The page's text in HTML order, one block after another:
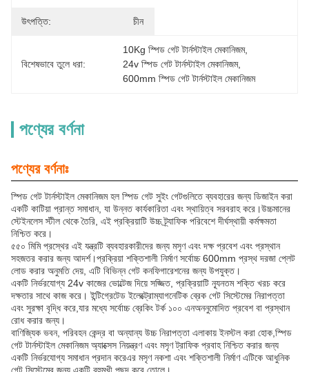
উৎপত্তি: চীন
বিশেষভাবে তুলে ধরা:
10Kg স্পিড গেট টার্নস্টাইল মেকানিজম,
24v স্পিড গেট টার্নস্টাইল মেকানিজম,
600mm স্পিড গেট টার্নস্টাইল মেকানিজম
পণ্যের বর্ণনা
পণ্যের বর্ণনাঃ
স্পিড গেট টার্নস্টাইল মেকানিজম হল স্পিড গেট সুইং গেটগুলিতে ব্যবহারের জন্য ডিজাইন করা
একটি কাটিয়া প্রান্ত সমাধান, যা উন্নত কার্যকারিতা এবং স্থায়িত্ব সরবরাহ করে।উচ্চমানের
স্টেইনলেস স্টীল থেকে তৈরি, এই প্রক্রিয়াটি উচ্চ ট্র্যাফিক পরিবেশে দীর্ঘস্থায়ী কর্মক্ষমতা
নিশ্চিত করে।
৫৫০ মিমি প্রস্থের এই যন্ত্রটি ব্যবহারকারীদের জন্য মসৃণ এবং দক্ষ প্রবেশ এবং প্রস্থান
সহজতর করার জন্য আদর্শ।প্রক্রিয়া শক্তিশালী নির্মাণ সর্বোচ্চ 600mm প্রস্থ দরজা প্লেট
লোড করার অনুমতি দেয়, এটি বিভিন্ন গেট কনফিগারেশনের জন্য উপযুক্ত।
একটি নির্ভরযোগ্য 24v কাজের ভোল্টেজ দিয়ে সজ্জিত, প্রক্রিয়াটি ন্যূনতম শক্তি খরচ করে
দক্ষতার সাথে কাজ করে। ইন্টিগ্রেটেড ইলেক্ট্রোম্যাগনেটিক ব্রেক গেট সিস্টেমের নিরাপত্তা
এবং সুরক্ষা বৃদ্ধি করে,যার মধ্যে সর্বোচ্চ ব্রেকিং টর্ক ১০০ এনঅননুমোদিত প্রবেশ বা প্রস্থান
রোধ করার জন্য।
বাণিজ্যিক ভবন, পরিবহন কেন্দ্র বা অন্যান্য উচ্চ নিরাপত্তা এলাকায় ইনস্টল করা হোক,স্পিড
গেট টার্নস্টাইল মেকানিজম অ্যাক্সেস নিয়ন্ত্রণ এবং মসৃণ ট্রাফিক প্রবাহ নিশ্চিত করার জন্য
একটি নির্ভরযোগ্য সমাধান প্রদান করেএর মসৃণ নকশা এবং শক্তিশালী নির্মাণ এটিকে আধুনিক